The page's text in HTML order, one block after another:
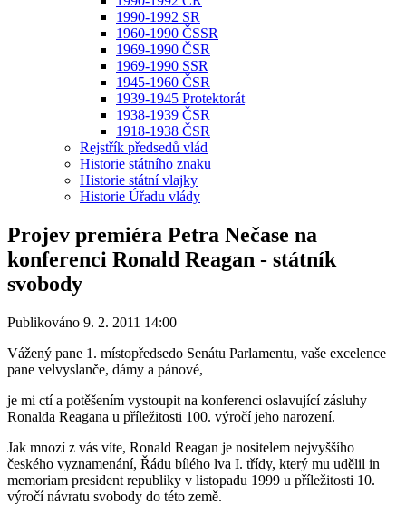
1990-1992 SR
1960-1990 ČSSR
1969-1990 ČSR
1969-1990 SSR
1945-1960 ČSR
1939-1945 Protektorát
1938-1939 ČSR
1918-1938 ČSR
Rejstřík předsedů vlád
Historie státního znaku
Historie státní vlajky
Historie Úřadu vlády
Projev premiéra Petra Nečase na
konferenci Ronald Reagan - státník
svobody
Publikováno 9. 2. 2011 14:00
Vážený pane 1. místopředsedo Senátu Parlamentu, vaše excelence
pane velvyslanče, dámy a pánové,
je mi ctí a potěšením vystoupit na konferenci oslavující zásluhy
Ronalda Reagana u příležitosti 100. výročí jeho narození.
Jak mnozí z vás víte, Ronald Reagan je nositelem nejvyššího
českého vyznamenání, Řádu bílého lva I. třídy, který mu udělil in
memoriam president republiky v listopadu 1999 u příležitosti 10.
výročí návratu svobody do této země.